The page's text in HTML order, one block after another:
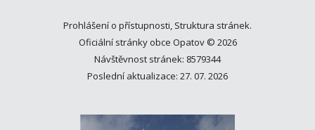
Prohlášení o přístupnosti, Struktura stránek.
Oficiální stránky obce Opatov © 2026
Návštěvnost stránek: 8579344
Poslední aktualizace: 27. 07. 2026